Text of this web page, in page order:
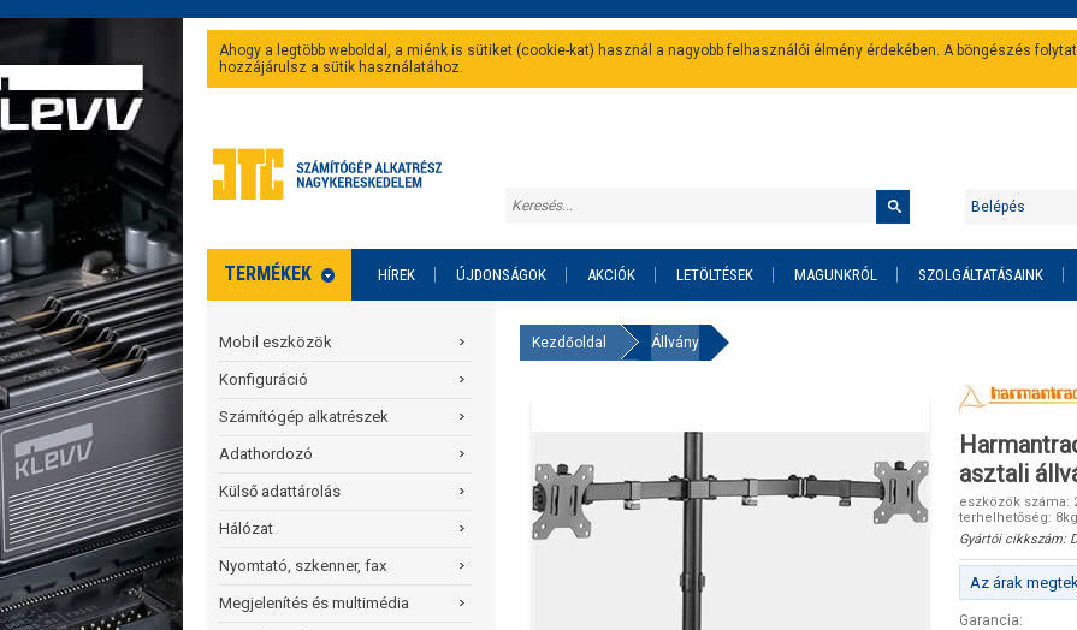
Ahogy a legtöbb weboldal, a miénk is sütiket (cookie-kat) használ a nagyobb felhasználói élmény érdekében. A böngészés
hozzájárulsz a sütik használatához.
Belépés
TERMÉKEK HÍREK ÚJDONSÁGOK AKCIÓK LETÖLTÉSEK MAGUNKRÓL SZOLGÁLTATÁSAINK
Mobil eszközök
Konfiguráció
Számítógép alkatrészek
Adathordozó
Külső adattárolás
Hálózat
Nyomtató, szkenner, fax
Megjelenítés és multimédia
Kezdőoldal Állvány
asztali
eszközök száma:
terhelhetőség:
Gyártói cikkszám:
Az árak
Garancia: